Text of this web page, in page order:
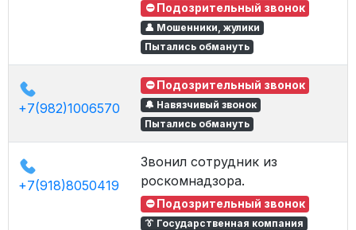
⛔ Подозрительный звонок
👤 Мошенники, жулики
Пытались обмануть
+7(982)1006570
⛔ Подозрительный звонок
🔔 Навязчивый звонок
Пытались обмануть
+7(918)8050419
Звонил сотрудник из
роскомнадзора.
⛔ Подозрительный звонок
👔 Государственная компания